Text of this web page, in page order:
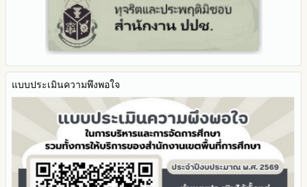
ระบบการให้บริการผ่านช่องทางออนไลน์ (E-Service)
My Office
My School
SL-WEB
BRSS
ACC Tak2
ข้อมูลสถิติการให้บริการ
2565
2564
2563
รายงานการกำกับติดตาม
มาตรการส่งเสริมคุณธรรมและความโปร่งใสภายใน สพท.
การนำผลการประเมิน ITA ไปสู่การพัฒนาองค์กร
รายงานผลการดำเนินการเพื่อส่งเสริมคุณธรรมและความโปร่งใส
ภายใน สพท. ประจำปีงบประมาณ
แบบประเมินความพึงพอใจ